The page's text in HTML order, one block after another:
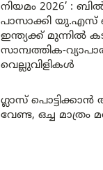
നിയമം 2026’ :
പാസാക്കി യു.എസ്
ഇന്ത്യക്ക് മുന്നിൽ
സാമ്പത്തിക-
വെല്ലുവിളികൾ
ഗ്ലാസ്
വേണ്ട, ഒച്ച മാത്രം